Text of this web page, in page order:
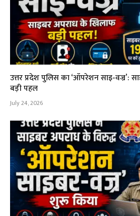
उत्तर प्रदेश पुलिस का ‘ऑपरेशन साइ-वज्र’:
बड़ी पहल
July 24, 2026